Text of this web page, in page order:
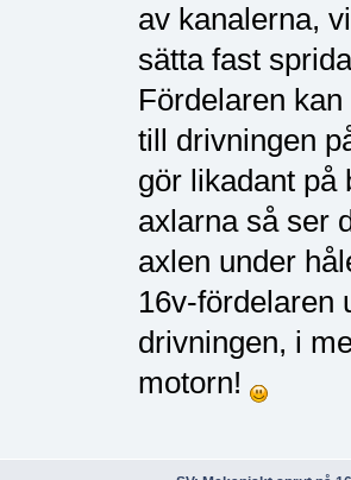
av kanalerna,
sätta fast
Fördelaren
till drivningen
gör likadant på
axlarna så ser
axlen under
16v-fördelaren
drivningen, i
motorn!